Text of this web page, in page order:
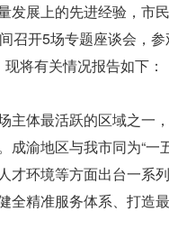
展上的先进经验，市
开5场专题座谈会，
将有关情况报告如下：
体最活跃的区域之一
渝地区与我市同为“一
环境等方面出台一系
精准服务体系、打造